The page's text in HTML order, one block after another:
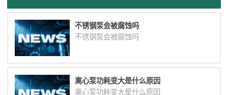
不锈钢泵会被腐蚀吗
不锈钢泵会被腐蚀吗
离心泵功耗变大是什么原因
离心泵功耗变大是什么原因